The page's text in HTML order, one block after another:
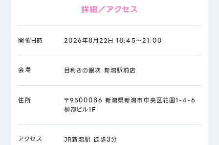
詳細／アクセス
開催日時 2026年8月22日 18:45～21:00
会場 目利きの銀次 新潟駅前店
住所
〒9500086 新潟県新潟市中央区花園1-4-6
柳都ビル1F
アクセス JR新潟駅 徒歩3分